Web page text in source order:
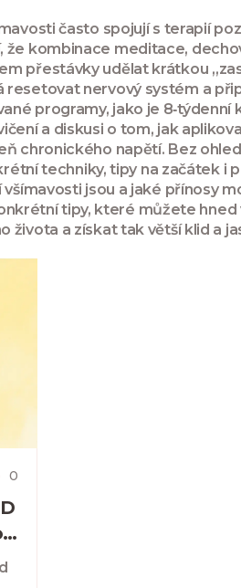
často spojují s terapií
kombinace meditace,
přestávky udělat krátkou
nervový systém a
programy, jako je 8‑týdenní
a diskusi o tom, jak
chronického napětí. Bez
techniky, tipy na začátek i
jsou a jaké přínosy
tipy, které můžete
života a získat tak větší klid a
0